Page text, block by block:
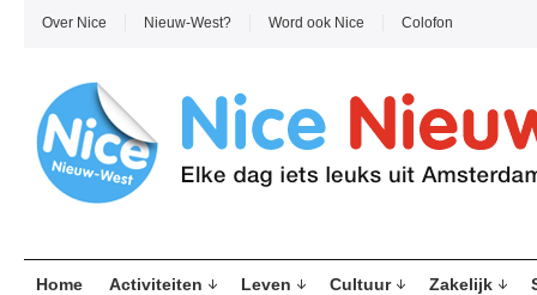
Over Nice Nieuw-West? Word ook Nice Colofon
Home Activiteiten Leven Cultuur Zakelijk